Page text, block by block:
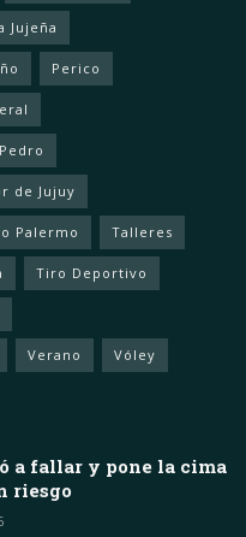
Jujeña
Perico
de Jujuy
Palermo Talleres
Tiro Deportivo
Verano Vóley
a fallar y pone la cima
riesgo